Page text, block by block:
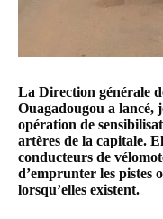
La Direction générale
Ouagadougou a lancé,
opération de
artères de la capitale.
conducteurs de
d’emprunter les pistes
lorsqu’elles existent.